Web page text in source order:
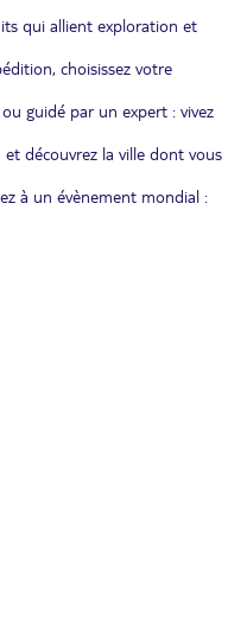
qui allient exploration et
choisissez votre
guidé par un expert : vivez
découvrez la ville dont vous
à un évènement mondial :